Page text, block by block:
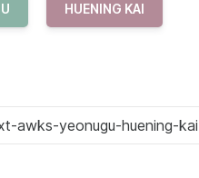
HUENING KAI